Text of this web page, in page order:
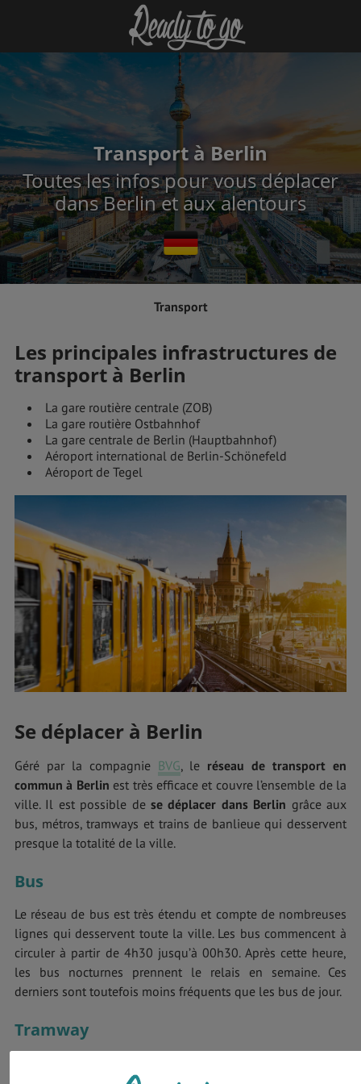
Transport à Berlin
Toutes les infos pour vous déplacer
dans Berlin et aux alentours
Transport
Les principales infrastructures de
transport à Berlin
La gare routière centrale (ZOB)
La gare routière Ostbahnhof
La gare centrale de Berlin (Hauptbahnhof)
Aéroport international de Berlin-Schönefeld
Aéroport de Tegel
Se déplacer à Berlin
Géré par la compagnie BVG, le réseau de transport en
commun à Berlin est très efficace et couvre l’ensemble de la
ville. Il est possible de se déplacer dans Berlin grâce aux
bus, métros, tramways et trains de banlieue qui desservent
presque la totalité de la ville.
Bus
Le réseau de bus est très étendu et compte de nombreuses
lignes qui desservent toute la ville. Les bus commencent à
circuler à partir de 4h30 jusqu’à 00h30. Après cette heure,
les bus nocturnes prennent le relais en semaine. Ces
derniers sont toutefois moins fréquents que les bus de jour.
Tramway